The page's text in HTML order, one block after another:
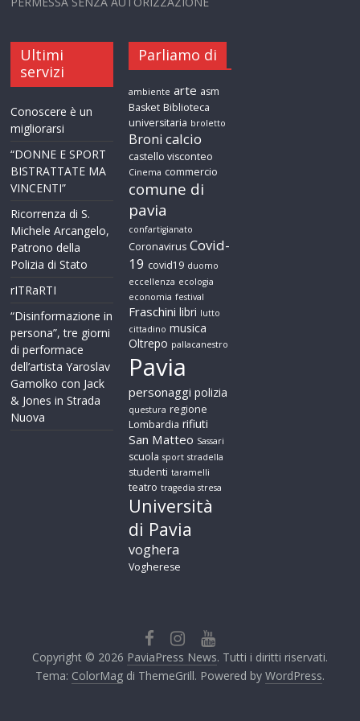
Ultimi
servizi
Conoscere è un
migliorarsi
“DONNE E SPORT
BISTRATTATE MA
VINCENTI”
Ricorrenza di S.
Michele Arcangelo,
Patrono della
Polizia di Stato
rITRaRTI
“Disinformazione in
persona”, tre giorni
di performace
dell’artista Yaroslav
Gamolko con Jack
& Jones in Strada
Nuova
Parliamo di
ambiente arte asm
Basket Biblioteca
universitaria broletto
Broni calcio
castello visconteo
Cinema commercio
comune di
pavia
confartigianato
Coronavirus Covid-
19 covid19 duomo
eccellenza ecologia
economia festival
Fraschini libri lutto
cittadino musica
Oltrepo pallacanestro
Pavia
personaggi polizia
questura regione
Lombardia rifiuti
San Matteo Sassari
scuola sport stradella
studenti taramelli
teatro tragedia stresa
Università
di Pavia
voghera
Vogherese
Copyright © 2026 PaviaPress News. Tutti i diritti riservati.
Tema: ColorMagdi ThemeGrill. Powered by WordPress.